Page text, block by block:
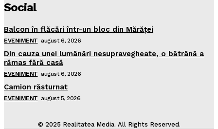
Social
Balcon în flăcări într-un bloc din Mărăţei
EVENIMENT august 6, 2026
Din cauza unei lumânări nesupravegheate, o bătrână a
rămas fără casă
EVENIMENT august 6, 2026
Camion răsturnat
EVENIMENT august 5, 2026
© 2025 Realitatea Media. All Rights Reserved.